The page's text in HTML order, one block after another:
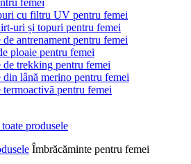
femei
cu filtru UV pentru femei
uri și topuri pentru femei
antrenament pentru femei
ploaie pentru femei
de trekking pentru femei
din lână merino pentru femei
pentru femei
Îmbrăcăminte pentru femei